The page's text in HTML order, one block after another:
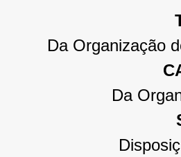
Da Organização
Da